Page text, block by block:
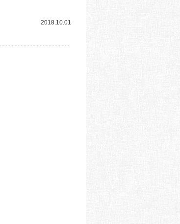
2018.10.01